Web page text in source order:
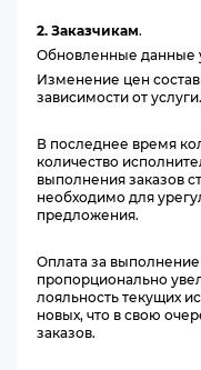
2. Заказчикам.
Обновленные данные
Изменение цен
зависимости от услуги.
В последнее время
количество
выполнения заказов
необходимо для
предложения.
Оплата за
пропорционально
лояльность текущих
новых, что в свою
заказов.